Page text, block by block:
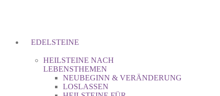
EDELSTEINE
HEILSTEINE NACH
LEBENSTHEMEN
NEUBEGINN & VERÄNDERUNG
LOSLASSEN